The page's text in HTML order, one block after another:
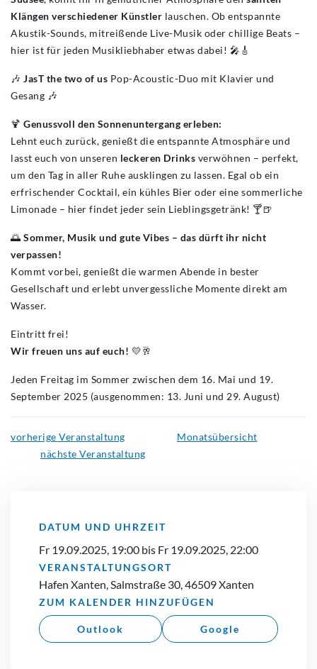
Klängen verschiedener Künstler lauschen. Ob entspannte
Akustik-Sounds, mitreißende Live-Musik oder chillige Beats –
hier ist für jeden Musikliebhaber etwas dabei! 🎤🎸
🎶 JasT the two of us Pop-Acoustic-Duo mit Klavier und
Gesang 🎶
🍹 Genussvoll den Sonnenuntergang erleben:
Lehnt euch zurück, genießt die entspannte Atmosphäre und
lasst euch von unseren leckeren Drinks verwöhnen – perfekt,
um den Tag in aller Ruhe ausklingen zu lassen. Egal ob ein
erfrischender Cocktail, ein kühles Bier oder eine sommerliche
Limonade – hier findet jeder sein Lieblingsgetränk! 🍸🍺
🌅 Sommer, Musik und gute Vibes – das dürft ihr nicht
verpassen!
Kommt vorbei, genießt die warmen Abende in bester
Gesellschaft und erlebt unvergessliche Momente direkt am
Wasser.
Eintritt frei!
Wir freuen uns auf euch! 💛🥂
Jeden Freitag im Sommer zwischen dem 16. Mai und 19.
September 2025 (ausgenommen: 13. Juni und 29. August)
vorherige Veranstaltung
Monatsübersicht
nächste Veranstaltung
DATUM UND UHRZEIT
Fr 19.09.2025, 19:00 bis Fr 19.09.2025, 22:00
VERANSTALTUNGSORT
Hafen Xanten, Salmstraße 30, 46509 Xanten
ZUM KALENDER HINZUFÜGEN
Outlook Google